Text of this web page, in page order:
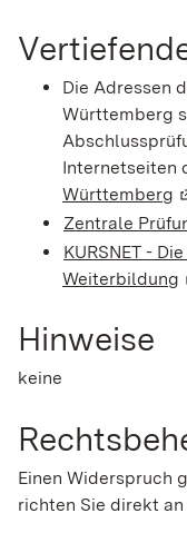
Die Adressen
Württemberg
Internetseiten
Württemberg
Zentrale
KURSNET -
Weiterbildung
Hinweise
keine
Einen Widerspruch
richten Sie direkt